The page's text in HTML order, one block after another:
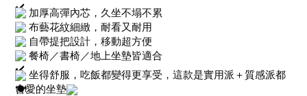
加厚高彈內芯，久坐不塌不累
布藝花紋細緻，耐看又耐用
自帶提把設計，移動超方便
餐椅／書椅／地上坐墊皆適合
坐得舒服，吃飯都變得更享受，這款是實用派＋質感派都
會愛的坐墊